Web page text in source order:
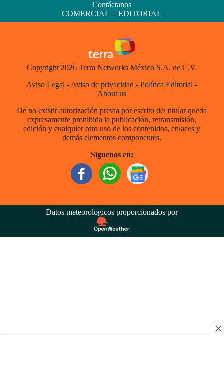
Contáctanos
COMERCIAL | EDITORIAL
Copyright 2026 Terra Networks México S.A. de C.V.
Aviso Legal - Aviso de privacidad - Política Editorial -
About us
De no existir autorización previa por escrito del titular queda
expresamente prohibida la publicación, retransmisión,
edición y cualquier otro uso de los contenidos, enlaces y
demás elementos componentes.
Síguenos en:
Datos meteorológicos proporcionados por